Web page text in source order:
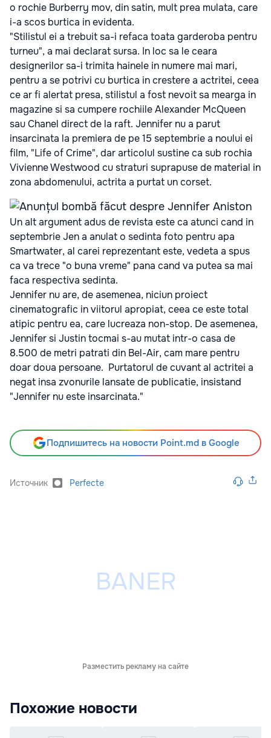
o rochie Burberry mov, din satin, mult prea mulata, care
i-a scos burtica in evidenta.
"Stilistul ei a trebuit sa-i refaca toata garderoba pentru
turneu", a mai declarat sursa. In loc sa le ceara
designerilor sa-i trimita hainele in numere mai mari,
pentru a se potrivi cu burtica in crestere a actritei, ceea
ce ar fi alertat presa, stilistul a fost nevoit sa mearga in
magazine si sa cumpere rochiile Alexander McQueen
sau Chanel direct de la raft. Jennifer nu a parut
insarcinata la premiera de pe 15 septembrie a noului ei
film, "Life of Crime", dar articolul sustine ca sub rochia
Vivienne Westwood cu straturi suprapuse de material in
zona abdomenului, actrita a purtat un corset.
Un alt argument adus de revista este ca atunci cand in
septembrie Jen a anulat o sedinta foto pentru apa
Smartwater, al carei reprezentant este, vedeta a spus
ca va trece "o buna vreme" pana cand va putea sa mai
faca respectiva sedinta.
Jennifer nu are, de asemenea, niciun proiect
cinematografic in viitorul apropiat, ceea ce este total
atipic pentru ea, care lucreaza non-stop. De asemenea,
Jennifer si Justin tocmai s-au mutat intr-o casa de
8.500 de metri patrati din Bel-Air, cam mare pentru
doar doua persoane. Purtatorul de cuvant al actritei a
negat insa zvonurile lansate de publicatie, insistand
"Jennifer nu este insarcinata."
Подпишитесь на новости Point.md в Google
Источник Perfecte
Разместить рекламу на сайте
Похожие новости